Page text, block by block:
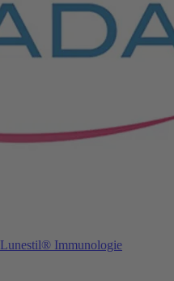
Lunestil® Immunologie